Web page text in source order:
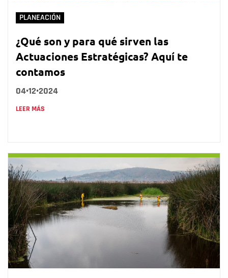
PLANEACIÓN
¿Qué son y para qué sirven las
Actuaciones Estratégicas? Aquí te
contamos
04•12•2024
LEER MÁS